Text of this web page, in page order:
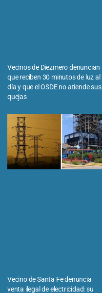
Vecinos de Diezmero denuncian
que reciben 30 minutos de luz al
día y que el OSDE no atiende sus
quejas
Vecino de Santa Fe denuncia
venta ilegal de electricidad: su